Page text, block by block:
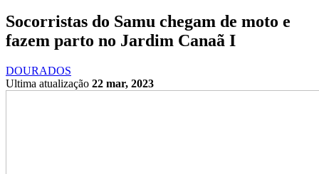
Socorristas do Samu chegam de moto e
fazem parto no Jardim Canaã I
DOURADOS
Ultima atualização 22 mar, 2023